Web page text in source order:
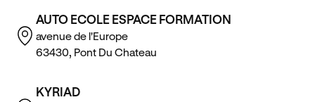
AUTO ECOLE ESPACE FORMATION
avenue de l'Europe
63430, Pont Du Chateau
KYRIAD